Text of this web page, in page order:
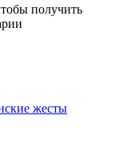
получить
жесты